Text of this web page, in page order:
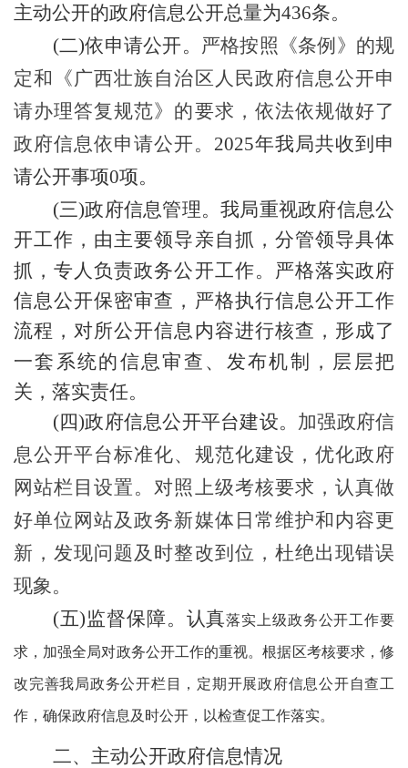
主动公开的政府信息公开总量为436条。
(二)依申请公开。 严格按照《条例》的规
定和《广西壮族自治区人民政府信息公开申
请办理答复规范》的要求，依法依规做好了
政府信息依申请公开。 2025年我局共收到申
请公开事项0项。
(三)政府信息管理。我局重视政府信息公
开工作，由主要领导亲自抓，分管领导具体
抓，专人负责政务公开工作。严格落实政府
信息公开保密审查，严格执行信息公开工作
流程，对所公开信息内容进行核查，形成了
一套系统的信息审查、发布机制，层层把
关，落实责任。
(四)政府信息公开平台建设。 加强政府信
息公开平台标准化、规范化建设，优化政府
网站栏目设置。对照上级考核要求，认真做
好单位网站及政务新媒体日常维护和内容更
新，发现问题及时整改到位，杜绝出现错误
现象。
(五)监督保障。认真落实上级政务公开工作要
求，加强全局对政务公开工作的重视。根据区考核要求，修
改完善我局政务公开栏目，定期开展政府信息公开自查工
作，确保政府信息及时公开，以检查促工作落实。
二、主动公开政府信息情况